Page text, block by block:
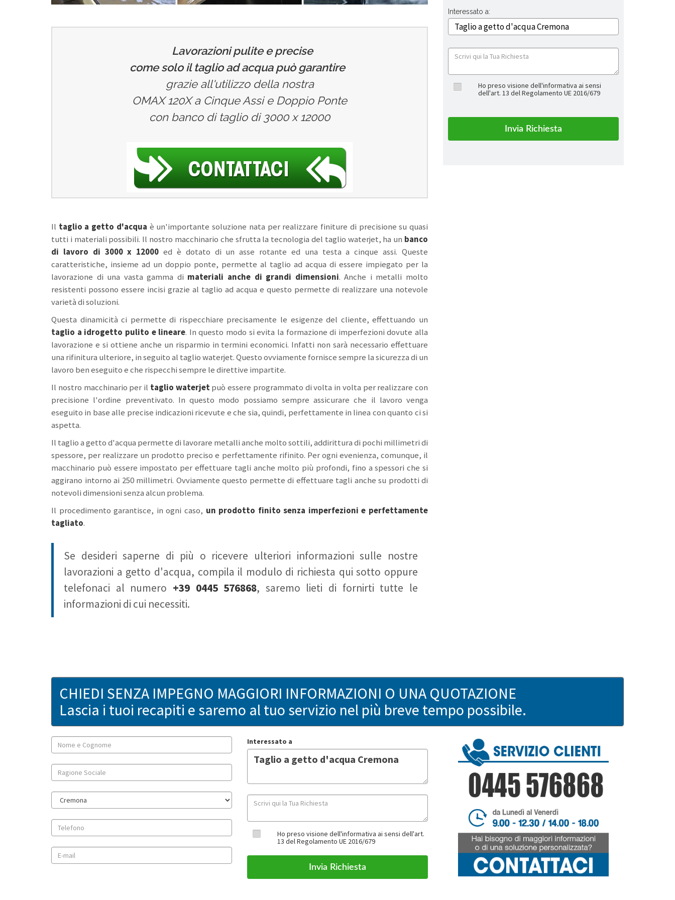
Lavorazioni pulite e precise
come solo il taglio ad acqua può garantire
grazie all'utilizzo della nostra
OMAX 120X a Cinque Assi e Doppio Ponte
con banco di taglio di 3000 x 12000
Il taglio a getto d'acqua è un'importante soluzione nata per realizzare finiture di precisione su quasi
tutti i materiali possibili. Il nostro macchinario che sfrutta la tecnologia del taglio waterjet, ha un banco
di lavoro di 3000 x 12000 ed è dotato di un asse rotante ed una testa a cinque assi. Queste
caratteristiche, insieme ad un doppio ponte, permette al taglio ad acqua di essere impiegato per la
lavorazione di una vasta gamma di materiali anche di grandi dimensioni. Anche i metalli molto
resistenti possono essere incisi grazie al taglio ad acqua e questo permette di realizzare una notevole
varietà di soluzioni.
Questa dinamicità ci permette di rispecchiare precisamente le esigenze del cliente, effettuando un
taglio a idrogetto pulito e lineare. In questo modo si evita la formazione di imperfezioni dovute alla
lavorazione e si ottiene anche un risparmio in termini economici. Infatti non sarà necessario effettuare
una rifinitura ulteriore, in seguito al taglio waterjet. Questo ovviamente fornisce sempre la sicurezza di un
lavoro ben eseguito e che rispecchi sempre le direttive impartite.
Il nostro macchinario per il taglio waterjetpuò essere programmato di volta in volta per realizzare con
precisione l'ordine preventivato. In questo modo possiamo sempre assicurare che il lavoro venga
eseguito in base alle precise indicazioni ricevute e che sia, quindi, perfettamente in linea con quanto ci si
aspetta.
Il taglio a getto d'acqua permette di lavorare metalli anche molto sottili, addirittura di pochi millimetri di
spessore, per realizzare un prodotto preciso e perfettamente rifinito. Per ogni evenienza, comunque, il
macchinario può essere impostato per effettuare tagli anche molto più profondi, fino a spessori che si
aggirano intorno ai 250 millimetri. Ovviamente questo permette di effettuare tagli anche su prodotti di
notevoli dimensioni senza alcun problema.
Il procedimento garantisce, in ogni caso, un prodotto finito senza imperfezioni e perfettamente
tagliato.
Se desideri saperne di più o ricevere ulteriori informazioni sulle nostre
lavorazioni a getto d'acqua, compila il modulo di richiesta qui sotto oppure
telefonaci al numero +39 0445 576868, saremo lieti di fornirti tutte le
informazioni di cui necessiti.
Interessato a:
Ho preso visione dell'informativa ai sensi
dell'art. 13 del Regolamento UE 2016/679
CHIEDI SENZA IMPEGNO MAGGIORI INFORMAZIONI O UNA QUOTAZIONE
Lascia i tuoi recapiti e saremo al tuo servizio nel più breve tempo possibile.
Interessato a
Ho preso visione dell'informativa ai sensi dell'art.
13 del Regolamento UE 2016/679